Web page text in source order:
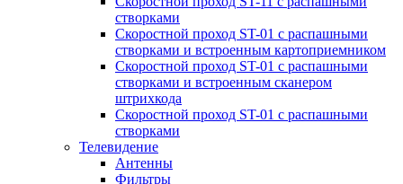
створками
Скоростной проход ST-01 с распашными
створками и встроенным картоприемником
Скоростной проход ST-01 с распашными
створками и встроенным сканером
штрихкода
Скоростной проход ST-01 с распашными
створками
Телевидение
Антенны
Фильтры